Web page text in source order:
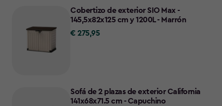
Cobertizo de exterior SIO Max -
145,5x82x125 cm y 1200L - Marrón
€
€ 275,95
Sofá de 2 plazas de exterior California
141x68x71.5 cm - Capuchino